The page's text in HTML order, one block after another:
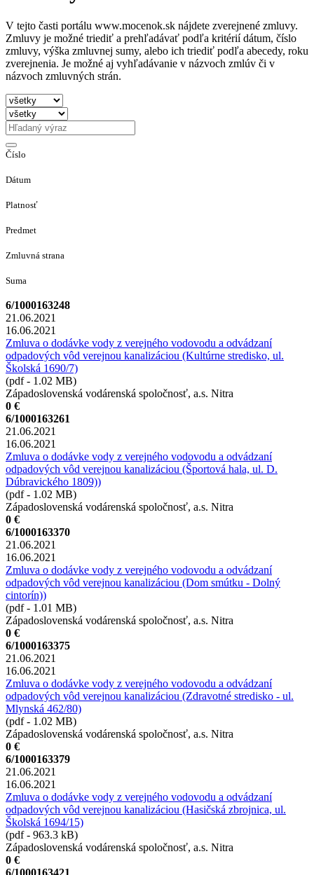
V tejto časti portálu www.mocenok.sk nájdete zverejnené zmluvy.
Zmluvy je možné triediť a prehľadávať podľa kritérií dátum, číslo
zmluvy, výška zmluvnej sumy, alebo ich triediť podľa abecedy, roku
zverejnenia. Je možné aj vyhľadávanie v názvoch zmlúv či v
názvoch zmluvných strán.
Číslo
Dátum
Platnosť
Predmet
Zmluvná strana
Suma
6/1000163248
21.06.2021
16.06.2021
Zmluva o dodávke vody z verejného vodovodu a odvádzaní
odpadových vôd verejnou kanalizáciou (Kultúrne stredisko, ul.
Školská 1690/7)
(pdf - 1.02 MB)
Západoslovenská vodárenská spoločnosť, a.s. Nitra
0 €
6/1000163261
21.06.2021
16.06.2021
Zmluva o dodávke vody z verejného vodovodu a odvádzaní
odpadových vôd verejnou kanalizáciou (Športová hala, ul. D.
Dúbravického 1809))
(pdf - 1.02 MB)
Západoslovenská vodárenská spoločnosť, a.s. Nitra
0 €
6/1000163370
21.06.2021
16.06.2021
Zmluva o dodávke vody z verejného vodovodu a odvádzaní
odpadových vôd verejnou kanalizáciou (Dom smútku - Dolný
cintorín))
(pdf - 1.01 MB)
Západoslovenská vodárenská spoločnosť, a.s. Nitra
0 €
6/1000163375
21.06.2021
16.06.2021
Zmluva o dodávke vody z verejného vodovodu a odvádzaní
odpadových vôd verejnou kanalizáciou (Zdravotné stredisko - ul.
Mlynská 462/80)
(pdf - 1.02 MB)
Západoslovenská vodárenská spoločnosť, a.s. Nitra
0 €
6/1000163379
21.06.2021
16.06.2021
Zmluva o dodávke vody z verejného vodovodu a odvádzaní
odpadových vôd verejnou kanalizáciou (Hasičská zbrojnica, ul.
Školská 1694/15)
(pdf - 963.3 kB)
Západoslovenská vodárenská spoločnosť, a.s. Nitra
0 €
6/1000163421